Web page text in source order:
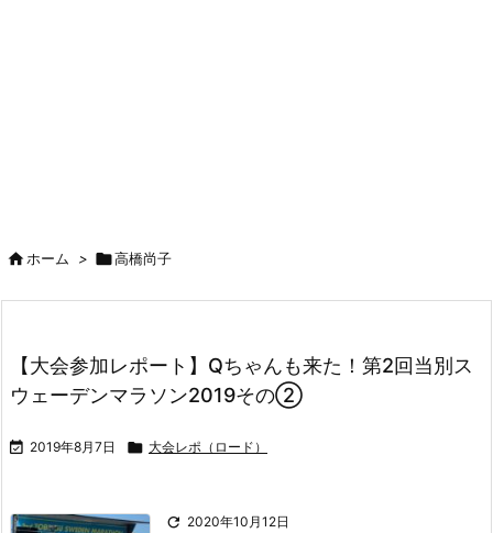
ホーム > 高橋尚子
【大会参加レポート】Qちゃんも来た！第2回当別ス
ウェーデンマラソン2019その②
 2019年8月7日  大会レポ（ロード）
 2020年10月12日